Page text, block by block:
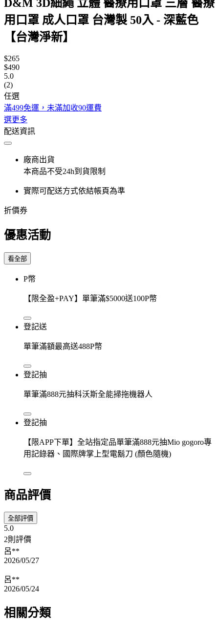
D&M 3D細繩 立體 醫療用口罩 三層 醫療
用口罩 成人口罩 台灣製 50入 - 深藍色
【台灣淨新】
$265
$490
5.0
(2)
任選
滿499免運，未滿加收90運費
選更多
配送資訊
廠商出貨
本商品不受24h到貨限制
實際可配送方式依結帳頁為準
折價券
優惠活動
看全部
P幣
【限全盈+PAY】單筆滿$5000送100P幣
登記送
單筆滿額最高送488P幣
登記抽
單筆滿888元抽科沃斯全能掃拖機器人
登記抽
【限APP下單】全站指定品單筆滿888元抽Mio gogoro專
用記錄器、國際牌掌上型電鬍刀 (顏色隨機)
商品評價
全部評價
5.0
2則評價
呂**
2026/05/27
呂**
2026/05/24
相關分類